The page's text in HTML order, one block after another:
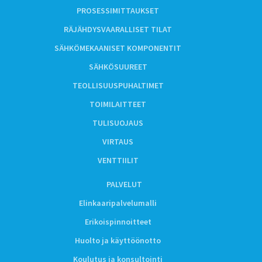
PROSESSIMITTAUKSET
RÄJÄHDYSVAARALLISET TILAT
SÄHKÖMEKAANISET KOMPONENTIT
SÄHKÖSUUREET
TEOLLISUUSPUHALTIMET
TOIMILAITTEET
TULISUOJAUS
VIRTAUS
VENTTIILIT
PALVELUT
Elinkaaripalvelumalli
Erikoispinnoitteet
Huolto ja käyttöönotto
Koulutus ja konsultointi